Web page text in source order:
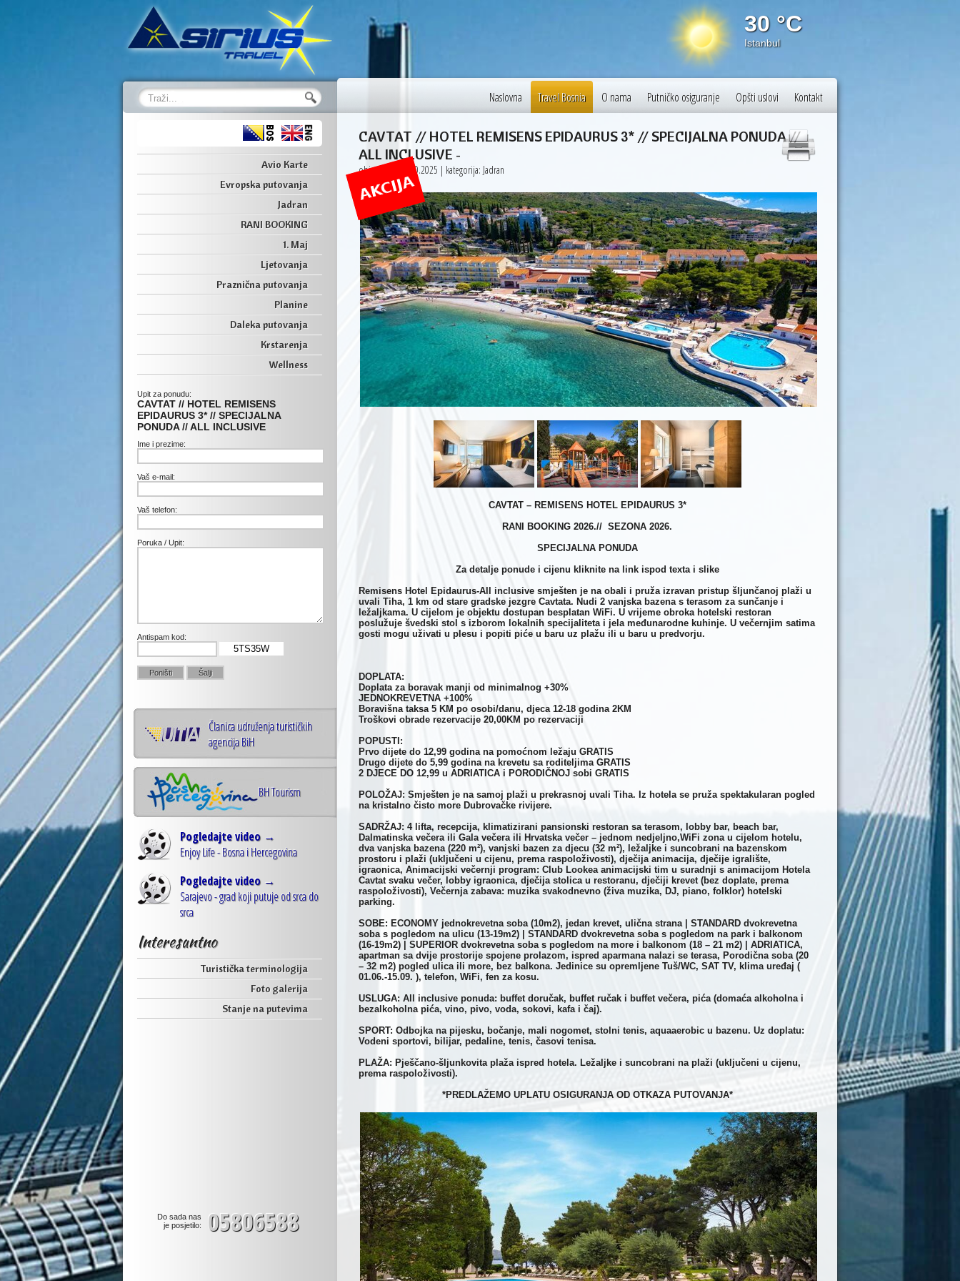
30 °C
Istanbul
Avio Karte
Evropska putovanja
Jadran
RANI BOOKING
1. Maj
Ljetovanja
Praznična putovanja
Planine
Daleka putovanja
Krstarenja
Wellness
Upit za ponudu:
CAVTAT // HOTEL REMISENS
EPIDAURUS 3* // SPECIJALNA
PONUDA // ALL INCLUSIVE
Ime i prezime:
Vaš e-mail:
Vaš telefon:
Poruka / Upit:
Antispam kod:
5TS35W
Članica udruženja turističkih
agencija BiH
BH Tourism
Pogledajte video →
Enjoy Life - Bosna i Hercegovina
Pogledajte video →
Sarajevo - grad koji putuje od srca do
srca
Interesantno
Turistička terminologija
Foto galerija
Stanje na putevima
Do sada nas
je posjetilo:
05806588
Naslovna Travel Bosnia O nama Putničko osiguranje Opšti uslovi Kontakt
CAVTAT // HOTEL REMISENS EPIDAURUS 3* // SPECIJALNA PONUDA //
ALL INCLUSIVE -
objavljeno: 19.10.2025 | kategorija: Jadran
CAVTAT – REMISENS HOTEL EPIDAURUS 3*
RANI BOOKING 2026.// SEZONA 2026.
SPECIJALNA PONUDA
Za detalje ponude i cijenu kliknite na link ispod texta i slike
Remisens Hotel Epidaurus-All inclusive smješten je na obali i pruža izravan pristup šljunčanoj plaži u
uvali Tiha, 1 km od stare gradske jezgre Cavtata. Nudi 2 vanjska bazena s terasom za sunčanje i
ležaljkama. U cijelom je objektu dostupan besplatan WiFi. U vrijeme obroka hotelski restoran
poslužuje švedski stol s izborom lokalnih specijaliteta i jela međunarodne kuhinje. U večernjim satima
gosti mogu uživati u plesu i popiti piće u baru uz plažu ili u baru u predvorju.
DOPLATA:
Doplata za boravak manji od minimalnog +30%
JEDNOKREVETNA +100%
Boravišna taksa 5 KM po osobi/danu, djeca 12-18 godina 2KM
Troškovi obrade rezervacije 20,00KM po rezervaciji
POPUSTI:
Prvo dijete do 12,99 godina na pomoćnom ležaju GRATIS
Drugo dijete do 5,99 godina na krevetu sa roditeljima GRATIS
2 DJECE DO 12,99 u ADRIATICA i PORODIČNOJ sobi GRATIS
POLOŽAJ: Smješten je na samoj plaži u prekrasnoj uvali Tiha. Iz hotela se pruža spektakularan pogled
na kristalno čisto more Dubrovačke rivijere.
SADRŽAJ: 4 lifta, recepcija, klimatizirani pansionski restoran sa terasom, lobby bar, beach bar,
Dalmatinska večera ili Gala večera ili Hrvatska večer – jednom nedjeljno,WiFi zona u cijelom hotelu,
dva vanjska bazena (220 m²), vanjski bazen za djecu (32 m²), ležaljke i suncobrani na bazenskom
prostoru i plaži (uključeni u cijenu, prema raspoloživosti), dječija animacija, dječije igralište,
igraonica, Animacijski večernji program: Club Lookea animacijski tim u suradnji s animacijom Hotela
Cavtat svaku večer, lobby igraonica, dječija stolica u restoranu, dječiji krevet (bez doplate, prema
raspoloživosti), Večernja zabava: muzika svakodnevno (živa muzika, DJ, piano, folklor) hotelski
parking.
SOBE: ECONOMY jednokrevetna soba (10m2), jedan krevet, ulična strana | STANDARD dvokrevetna
soba s pogledom na ulicu (13-19m2) | STANDARD dvokrevetna soba s pogledom na park i balkonom
(16-19m2) | SUPERIOR dvokrevetna soba s pogledom na more i balkonom (18 – 21 m2) | ADRIATICA,
apartman sa dvije prostorije spojene prolazom, ispred aparmana nalazi se terasa, Porodična soba (20
– 32 m2) pogled ulica ili more, bez balkona. Jedinice su opremljene Tuš/WC, SAT TV, klima uređaj (
01.06.-15.09. ), telefon, WiFi, fen za kosu.
USLUGA: All inclusive ponuda: buffet doručak, buffet ručak i buffet večera, pića (domaća alkoholna i
bezalkoholna pića, vino, pivo, voda, sokovi, kafa i čaj).
SPORT: Odbojka na pijesku, bočanje, mali nogomet, stolni tenis, aquaaerobic u bazenu. Uz doplatu:
Vodeni sportovi, bilijar, pedaline, tenis, časovi tenisa.
PLAŽA: Pješčano-šljunkovita plaža ispred hotela. Ležaljke i suncobrani na plaži (uključeni u cijenu,
prema raspoloživosti).
*PREDLAŽEMO UPLATU OSIGURANJA OD OTKAZA PUTOVANJA*